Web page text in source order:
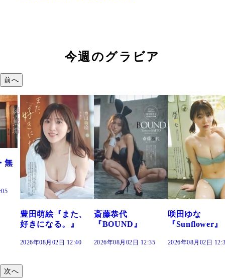
今週のグラビア
前へ
斎藤恭代
『BOUND』
2026年08月02日 12:35
咲田ゆな
『Sunflower』
2026年08月02日 12:30
藤水咲桜『花
だまり』
2026年08月02日
次へ